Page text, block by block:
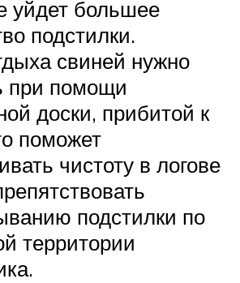
уйдет большее
подстилки.
свиней нужно
при помощи
доски, прибитой к
поможет
чистоту в логове
подстилки по
территории